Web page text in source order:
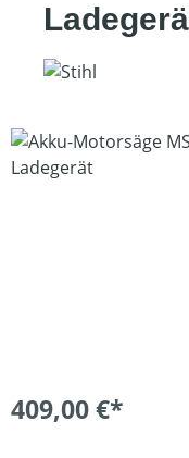
Bildergalerie
409,00 €*